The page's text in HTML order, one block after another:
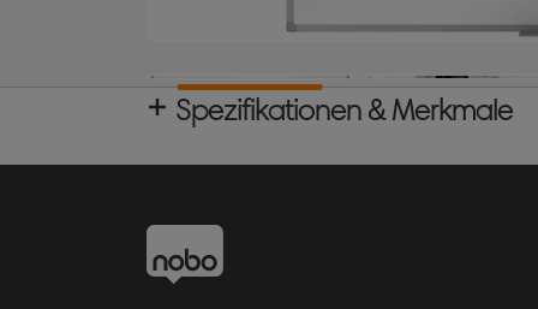
Spezifikationen & Merkmale